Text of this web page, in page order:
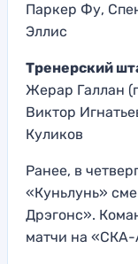
Паркер Фу,
Эллис
Тренерский
Жерар Галлан
Виктор
Куликов
Ранее, в
«Куньлунь»
Дрэгонс».
матчи на «СКА-